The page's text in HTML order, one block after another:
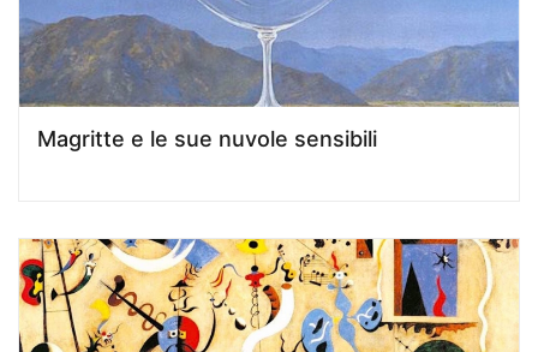
Magritte e le sue nuvole sensibili